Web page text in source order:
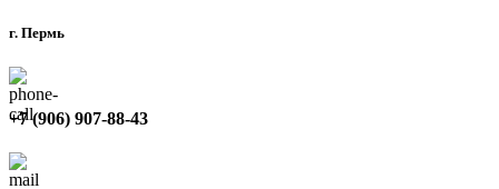
г. Пермь
+7 (906) 907-88-43